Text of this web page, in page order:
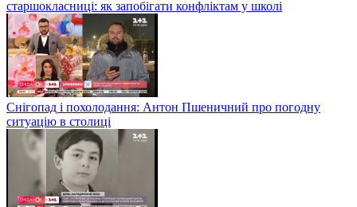
старшокласниці: як запобігати конфліктам у школі
Снігопад і похолодання: Антон Пшеничний про погодну
ситуацію в столиці